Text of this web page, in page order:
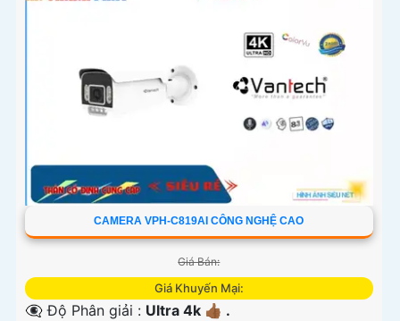
CAMERA VPH-C819AI CÔNG NGHỆ CAO
Giá Bán:
Giá Khuyến Mại:
👁️‍🗨 Độ Phân giải : Ultra 4k 👍🏾 .